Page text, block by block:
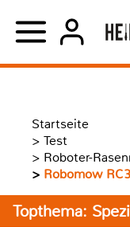
Startseite
> Test
> Roboter-
> Robomow
Topthema: